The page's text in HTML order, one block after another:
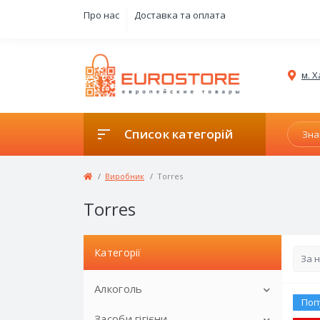
Про нас Доставка та оплата
м.
Список категорій
Виробник Torres
Torres
Категорії
Алкоголь